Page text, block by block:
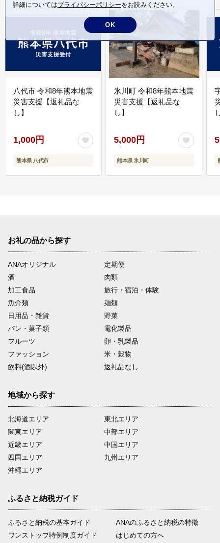
八代市 令和8年熊本地震
災害支援【返礼品な
し】
1,000円
熊本県 八代市
氷川町 令和8年熊本地震
災害支援【返礼品な
し】
5,000円
熊本県 氷川町
お礼の品から探す
ANAオリジナル
定期便
酒
肉類
加工食品
旅行・宿泊・体験
魚介類
麺類
日用品・雑貨
野菜
パン・菓子類
電化製品
フルーツ
卵・乳製品
ファッション
米・穀物
飲料(酒以外)
返礼品なし
地域から探す
北海道エリア
関東エリア
近畿エリア
四国エリア
沖縄エリア
東北エリア
中部エリア
中国エリア
九州エリア
ふるさと納税ガイド
ふるさと納税の基本ガイド
ワンストップ特例制度ガイド
ANAのふるさと納税の特徴
はじめての方へ
詳細についてはプライバシーポリシーをお読みください。
OK